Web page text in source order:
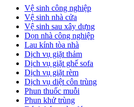
Vệ sinh công nghiệp
Vệ sinh nhà cửa
Vệ sinh sau xây dựng
Dọn nhà công nghiệp
Lau kính tòa nhà
Dịch vụ giặt thảm
Dịch vụ giặt ghế sofa
Dịch vụ giặt rèm
Dịch vụ diệt côn trùng
Phun thuốc muỗi
Phun khử trùng